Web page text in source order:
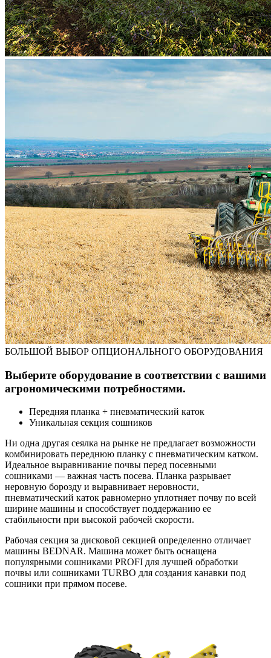
БОЛЬШОЙ ВЫБОР ОПЦИОНАЛЬНОГО ОБОРУДОВАНИЯ
Выберите оборудование в соответствии с вашими
агрономическими потребностями.
Передняя планка + пневматический каток
Уникальная секция сошников
Ни одна другая сеялка на рынке не предлагает возможности
комбинировать переднюю планку с пневматическим катком.
Идеальное выравнивание почвы перед посевными
сошниками — важная часть посева. Планка разрывает
неровную борозду и выравнивает неровности,
пневматический каток равномерно уплотняет почву по всей
ширине машины и способствует поддержанию ее
стабильности при высокой рабочей скорости.
Рабочая секция за дисковой секцией определенно отличает
машины BEDNAR. Машина может быть оснащена
популярными сошниками PROFI для лучшей обработки
почвы или сошниками TURBO для создания канавки под
сошники при прямом посеве.